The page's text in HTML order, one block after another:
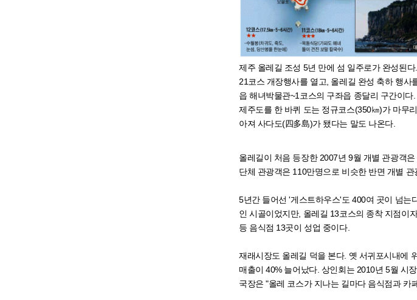
제주 올레길 조성 5년 만에 섬 일주로가 완성된
21코스 개장행사를 열고, 올레길 완성 축하 행
읍 해녀박물관~1코스의 구좌읍 종달리 구간이
제주도를 한 바퀴 도는 정규코스(350㎞)가 마무
아져 사다도(四多島)가 됐다는 말도 나온다.
올레길이 처음 등장한 2007년 9월 개별 관광객
단체 관광객은 110만명으로 비슷한 반면 개별
5년간 들어선 '게스트하우스'도 400여 곳이 넘는
인 시골이었지만, 올레길 13코스의 종착 지점이
등 음식점 13곳이 성업 중이다.
재래시장도 올레길 덕을 본다. 옛 서귀포시내에
매출이 40% 늘어났다. 상인회는 2010년 5월 시
국장은 "올레 코스가 지나는 길마다 음식점과 카